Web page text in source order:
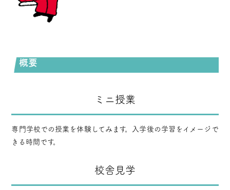
概要
ミニ授業
専門学校での授業を体験してみます。入学後の学習をイメージで
きる時間です。
校舎見学